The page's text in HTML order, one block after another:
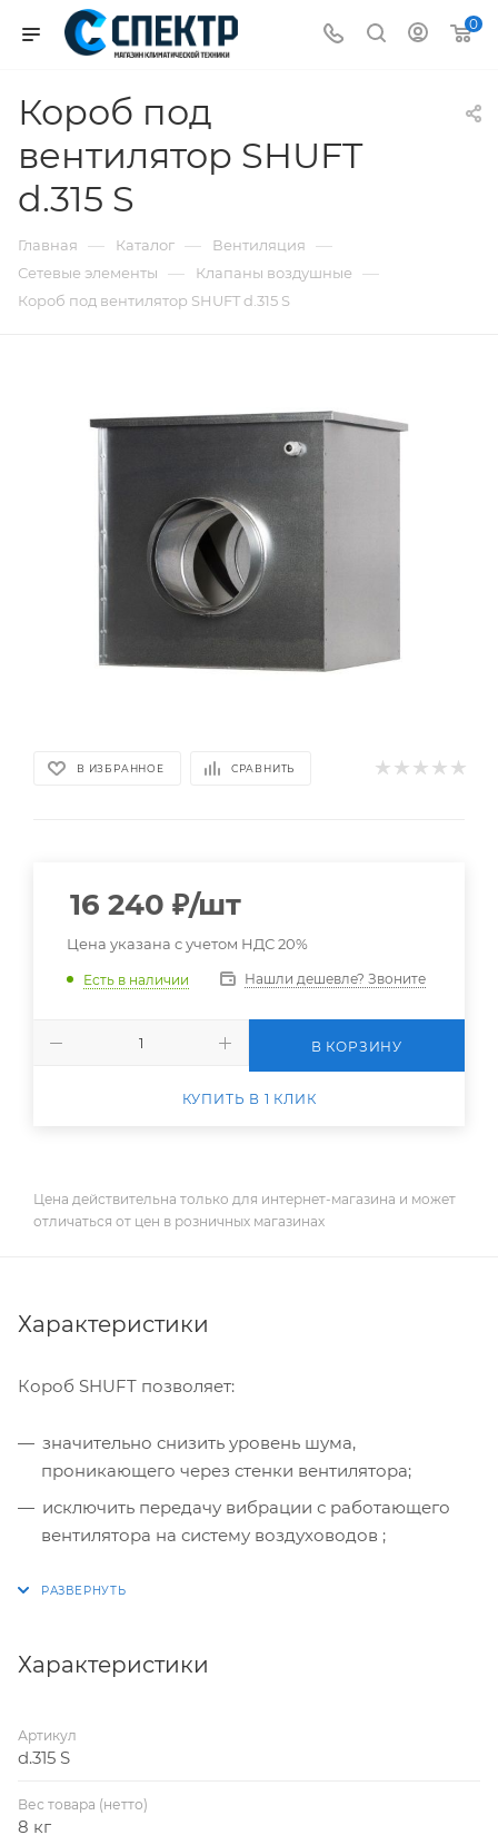
0
Короб под
вентилятор SHUFT
d.315 S
Главная — Каталог — Вентиляция —
Сетевые элементы — Клапаны воздушные —
Короб под вентилятор SHUFT d.315 S
В ИЗБРАННОЕ СРАВНИТЬ
16 240 ₽/шт
Цена указана с учетом НДС 20%
Есть в наличии Нашли дешевле? Звоните
В КОРЗИНУ
КУПИТЬ В 1 КЛИК
Цена действительна только для интернет-магазина и может
отличаться от цен в розничных магазинах
Характеристики
Короб SHUFT позволяет:
значительно снизить уровень шума,
проникающего через стенки вентилятора;
исключить передачу вибрации с работающего
вентилятора на систему воздуховодов ;
вентилятора на систему креплений вентилятора.
Характеристики
Артикул
d.315 S
Вес товара (нетто)
8 кг